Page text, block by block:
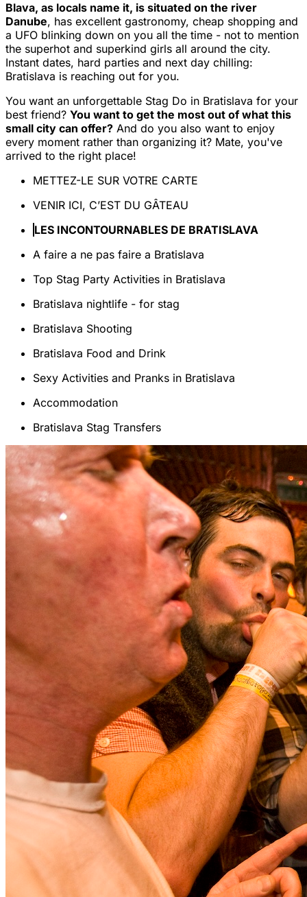
Blava, as locals name it, is situated on the river
Danube, has excellent gastronomy, cheap shopping and
a UFO blinking down on you all the time - not to mention
the superhot and superkind girls all around the city.
Instant dates, hard parties and next day chilling:
Bratislava is reaching out for you.
You want an unforgettable Stag Do in Bratislava for your
best friend? You want to get the most out of what this
small city can offer? And do you also want to enjoy
every moment rather than organizing it? Mate, you've
arrived to the right place!
METTEZ-LE SUR VOTRE CARTE
VENIR ICI, C’EST DU GÂTEAU
LES INCONTOURNABLES DE BRATISLAVA
A faire a ne pas faire a Bratislava
Top Stag Party Activities in Bratislava
Bratislava nightlife - for stag
Bratislava Shooting
Bratislava Food and Drink
Sexy Activities and Pranks in Bratislava
Accommodation
Bratislava Stag Transfers